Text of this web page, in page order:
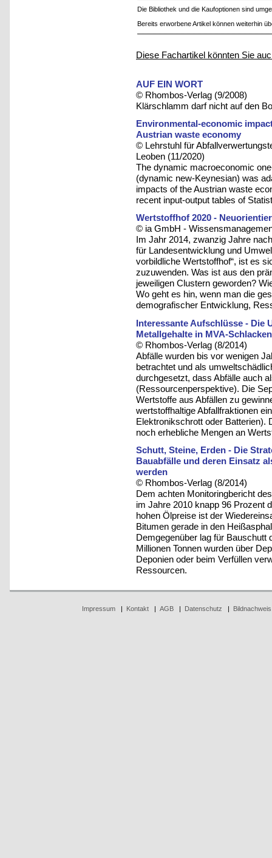
Die Bibliothek und die Kaufoptionen sind
Bereits erworbene Artikel können weiterhin
Diese Fachartikel könnten Sie
AUF EIN WORT
© Rhombos-Verlag (9/2008)
Klärschlamm darf nicht auf den
Environmental-economic
Austrian waste economy
© Lehrstuhl für
Leoben (11/2020)
The dynamic macroeconomic
(dynamic new-Keynesian) was
impacts of the Austrian waste
recent input-output tables of
Wertstoffhof 2020 -
© ia GmbH -
Im Jahr 2014, zwanzig Jahre
für Landesentwicklung und
vorbildliche Wertstoffhof“, ist es
zuzuwenden. Was ist aus den
jeweiligen Clustern geworden?
Wo geht es hin, wenn man die
demografischer Entwicklung,
Interessante Aufschlüsse - Die
Metallgehalte in MVA-
© Rhombos-Verlag (8/2014)
Abfälle wurden bis vor wenigen
betrachtet und als
durchgesetzt, dass Abfälle auch
(Ressourcenperspektive). Die
Wertstoffe aus Abfällen zu
wertstoffhaltige Abfallfraktionen
Elektronikschrott oder Batterien).
noch erhebliche Mengen an
Schutt, Steine, Erden - Die
Bauabfälle und deren Einsatz
werden
© Rhombos-Verlag (8/2014)
Dem achten Monitoringbericht
im Jahre 2010 knapp 96 Prozent
hohen Ölpreise ist der
Bitumen gerade in den
Demgegenüber lag für Bauschutt
Millionen Tonnen wurden über
Deponien oder beim Verfüllen
Ressourcen.
Impressum| Kontakt| AGB| Datenschutz Bildnachweis